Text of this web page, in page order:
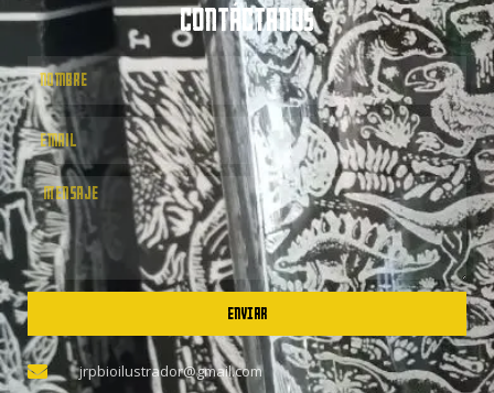
CONTÁCTANOS
ENVIAR
jrpbioilustrador@gmail.com